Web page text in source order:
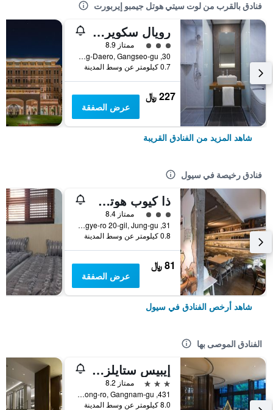
فنادق بالقرب من لوت سيتي هوتل جيمبو إيربورت
رويال سكوير هوتل سول
تقييم فئة 3ممتاز 8.9
30, Gonghang-Daero, Gangseo-gu, سيول, كوريا الجنوبية
0.7 كيلومتر عن وسط المدينة
227 ﷼
عرض الصفقة
شاهد المزيد من الفنادق القريبة
فنادق رخيصة في سيول
ذا كيوب هوتل - دار ضيافة
تقييم فئة 3ممتاز 8.4
31, Toegye-ro 20-gil, Jung-gu, سيول, كوريا الجنوبية
0.8 كيلومتر عن وسط المدينة
81 ﷼
عرض الصفقة
شاهد أرخص الفنادق في سيول
الفنادق الموصى بها
إيبيس ستايلز أمباسادور سيول غانغنام
3 نجوم
ممتاز 8.2
431, Samseong-ro, Gangnam-gu, سيول, كوريا الجنوبية
8.0 كيلومتر عن وسط المدينة